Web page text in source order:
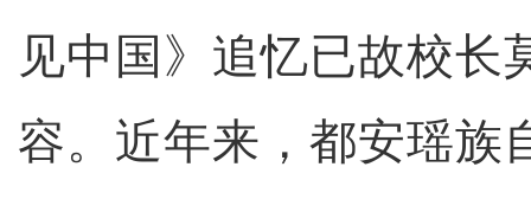
见中国》追忆已故校长
容。近年来，都安瑶族